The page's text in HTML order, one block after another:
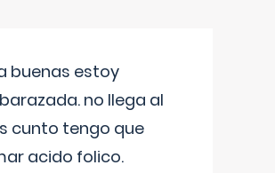
buenas estoy
no llega al
cunto tengo que
acido folico.